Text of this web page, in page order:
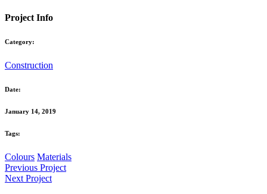
Project Info
Category:
Construction
Date:
January 14, 2019
Tags:
Colours Materials
Previous Project
Next Project